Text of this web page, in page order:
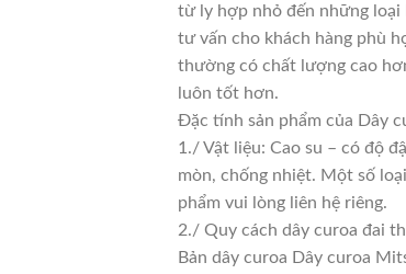
từ ly hợp nhỏ đến những
tư vấn cho khách hàng phù
thường có chất lượng cao
luôn tốt hơn.
Đặc tính sản phẩm của Dây
1./ Vật liệu: Cao su – có độ
mòn, chống nhiệt. Một số
phẩm vui lòng liên hệ riêng.
2./ Quy cách dây curoa đai
Bản dây curoa Dây curoa